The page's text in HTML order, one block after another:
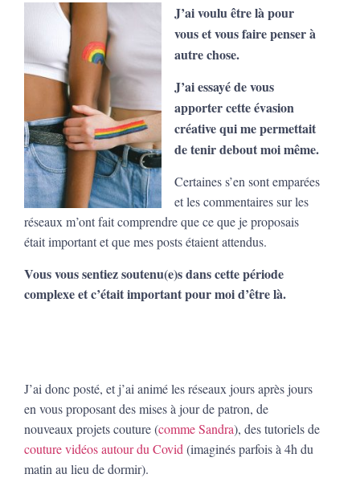
J’ai voulu être là pour
vous et vous faire penser à
autre chose.
J’ai essayé de vous
apporter cette évasion
créative qui me permettait
de tenir debout moi même.
Certaines s’en sont emparées
et les commentaires sur les
réseaux m’ont fait comprendre que ce que je proposais
était important et que mes posts étaient attendus.
Vous vous sentiez soutenu(e)s dans cette période
complexe et c’était important pour moi d’être là.
J’ai donc posté, et j’ai animé les réseaux jours après jours
en vous proposant des mises à jour de patron, de
nouveaux projets couture (comme Sandra), des tutoriels de
couture vidéos autour du Covid (imaginés parfois à 4h du
matin au lieu de dormir).